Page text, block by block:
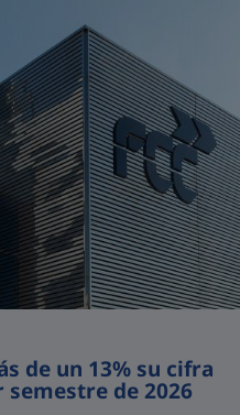
de un 13% su cifra
de 2026